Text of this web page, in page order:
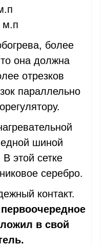
м.п
более
она должна
отрезков
параллельно
шиной
В этой сетке
серебро.
контакт.
в свой